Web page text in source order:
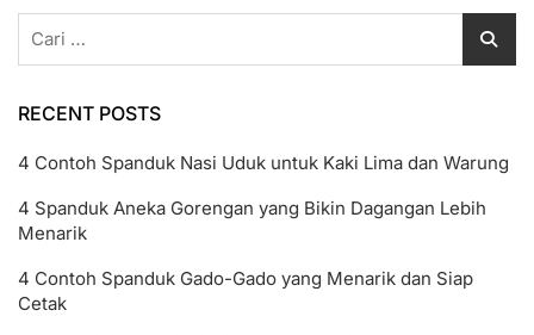
RECENT POSTS
4 Contoh Spanduk Nasi Uduk untuk Kaki Lima dan Warung
4 Spanduk Aneka Gorengan yang Bikin Dagangan Lebih
Menarik
4 Contoh Spanduk Gado-Gado yang Menarik dan Siap
Cetak